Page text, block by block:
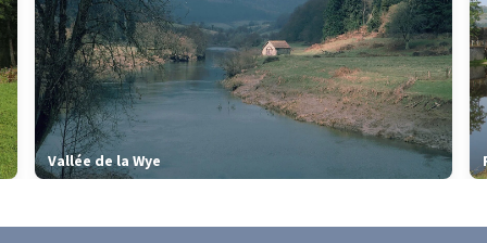
Vallée de la Wye